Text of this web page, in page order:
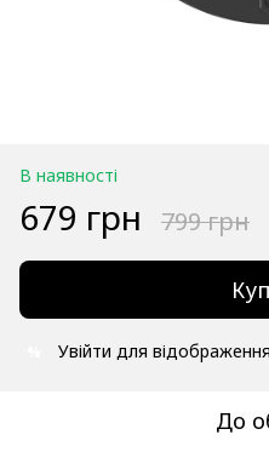
В наявності
679 грн 799 грн
Увійти для
До